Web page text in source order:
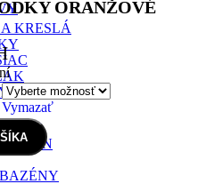
KRESLÁ
BAZÉN
ORANŽOVÉ
Vymazať
BODKY ORANŽOVÉ